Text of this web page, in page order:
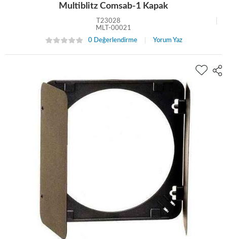
Multiblitz Comsab-1 Kapak
T23028
MLT-00021
0 Değerlendirme
Yorum Yaz